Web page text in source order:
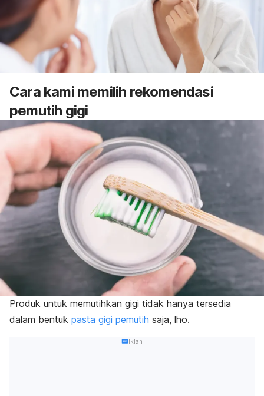
Cara kami memilih rekomendasi
pemutih gigi
Produk untuk memutihkan gigi tidak hanya tersedia
dalam bentuk pasta gigi pemutih saja, lho.
Iklan